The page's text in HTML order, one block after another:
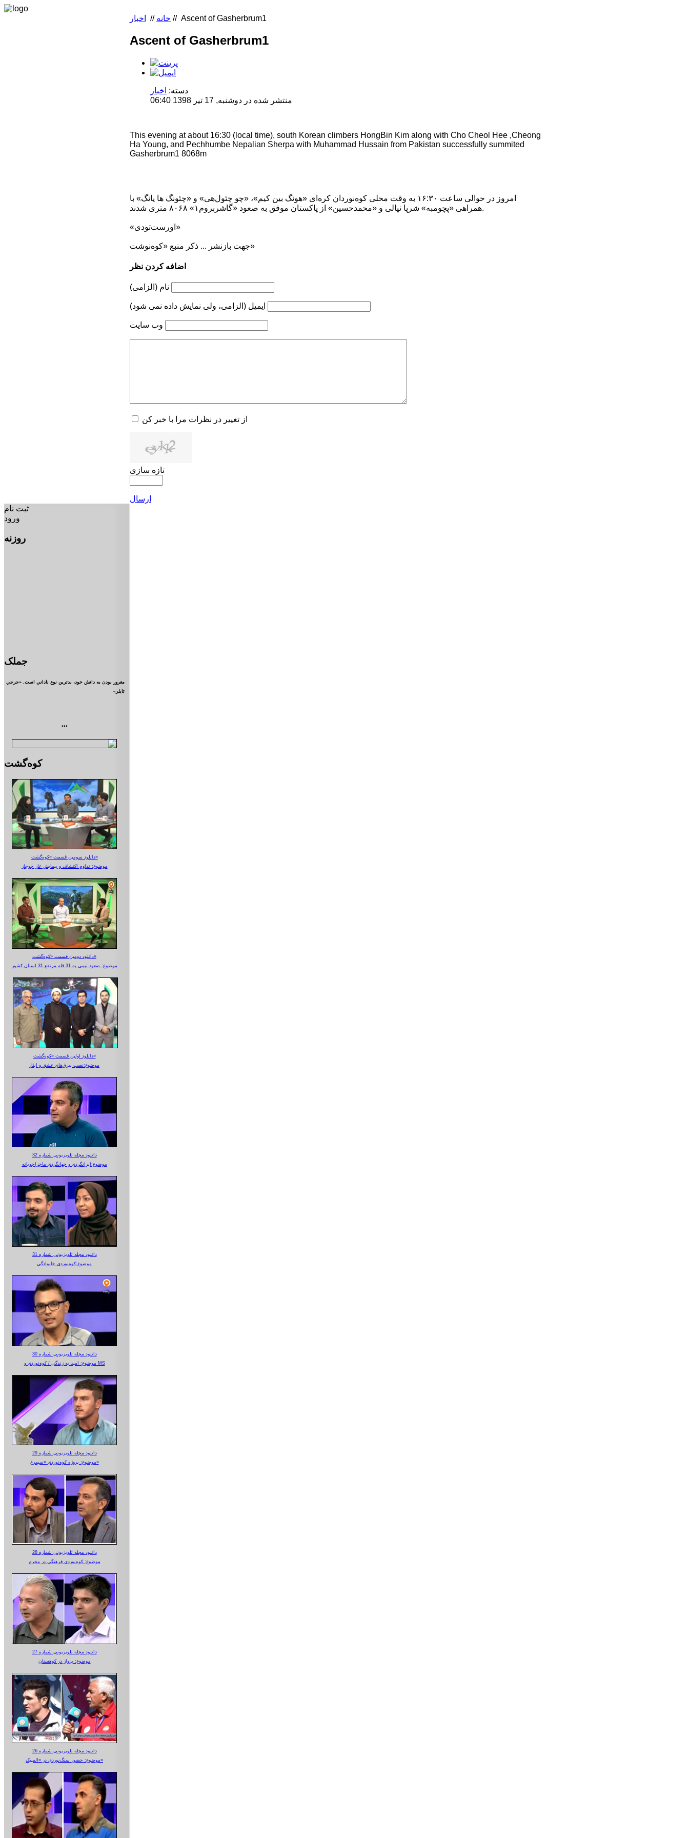
خانه // اخبار // Ascent of Gasherbrum1
Ascent of Gasherbrum1
دسته: اخبار
منتشر شده در دوشنبه, 17 تیر 1398 06:40
This evening at about 16:30 (local time), south Korean climbers HongBin Kim along with Cho Cheol Hee ,Cheong
Ha Young, and Pechhumbe Nepalian Sherpa with Muhammad Hussain from Pakistan successfully summited
Gasherbrum1 8068m
امروز در حوالی ساعت ۱۶:۳۰ به وقت محلی کوه‌نوردان کره‌ای «هونگ بین کیم»، «چو چئول‌هی» و «چئونگ ها یانگ» با
همراهی «پچومبه» شرپا نپالی و «محمدحسین» از پاکستان موفق به صعود «گاشربروم۱» ۸۰۶۸ متری شدند.
«اورست‌تودی»
جهت بازنشر ... ذکر منبع «کوه‌نوشت»
اضافه کردن نظر
نام (الزامی)
ایمیل (الزامی، ولی نمایش داده نمی شود)
وب سایت
از تغییر در نظرات مرا با خبر کن
تازه سازی
ارسال
ثبت نام
ورود
روزنه
جملک
مغرور بودن به دانش خود، بدترين نوع ناداني است. «جرجي
تايلر»
***
کوه‌گشت
دانلود سومین قسمت «کوه‌گشت»
موضوع: تداوم اکتشاف و پیمایش غار جوجار
دانلود دومین قسمت «کوه‌گشت»
موضوع: صعود تیمی به 31 قله مرتفع 31 استان کشور
دانلود اولین قسمت «کوه‌گشت»
موضوع:نصب بیرق‌های عشق و ایثار
دانلود مجله تلویزیونی شماره 32
موضوع:ایرانگردی و جهانگردی ماجراجویانه
دانلود مجله تلویزیونی شماره 31
موضوع:کوه‌نوردی خانوادگی
دانلود مجله تلویزیونی شماره 30
موضوع: امید به زندگی / کوه‌نوردی و MS
دانلود مجله تلویزیونی شماره 29
موضوع: پروژه کوه‌نوردی «سیمرغ»
دانلود مجله تلویزیونی شماره 28
موضوع: کوه‌نوردی فرهنگی در محرم
دانلود مجله تلویزیونی شماره 27
موضوع: پرواز در کوهستان
دانلود مجله تلویزیونی شماره 26
موضوع: حضور سنگ‌نوردی در «المپیک»